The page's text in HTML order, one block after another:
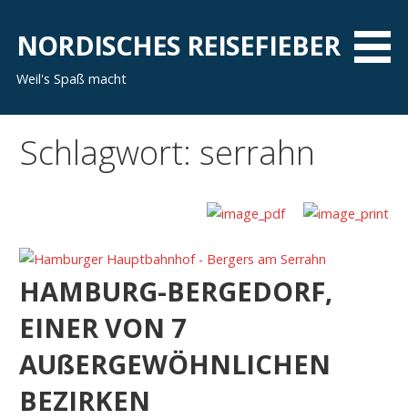
Inhalt
springen
NORDISCHES REISEFIEBER
Weil's Spaß macht
Schlagwort: serrahn
HAMBURG-BERGEDORF,
EINER VON 7
AUßERGEWÖHNLICHEN
BEZIRKEN